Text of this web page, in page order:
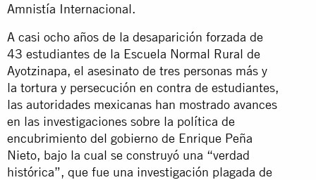
Amnistía Internacional.
A casi ocho años de la desaparición forzada de
43 estudiantes de la Escuela Normal Rural de
Ayotzinapa, el asesinato de tres personas más y
la tortura y persecución en contra de estudiantes,
las autoridades mexicanas han mostrado avances
en las investigaciones sobre la política de
encubrimiento del gobierno de Enrique Peña
Nieto, bajo la cual se construyó una “verdad
histórica”, que fue una investigación plagada de